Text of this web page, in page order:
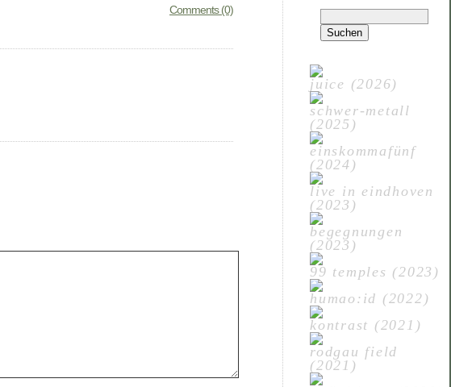
Comments (0)
nach:
juice (2026)
schwer-metall
(2025)
einskommafünf
(2024)
live in eindhoven
(2023)
begegnungen
(2023)
99 temples (2023)
humao:id (2022)
kontrast (2021)
rodgau field
(2021)